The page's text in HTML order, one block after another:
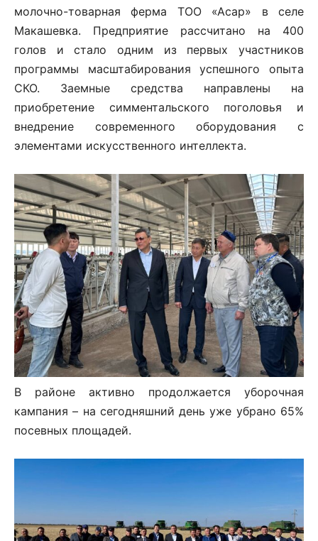
молочно-товарная ферма ТОО «Асар» в селе
Макашевка. Предприятие рассчитано на 400
голов и стало одним из первых участников
программы масштабирования успешного опыта
СКО. Заемные средства направлены на
приобретение симментальского поголовья и
внедрение современного оборудования с
элементами искусственного интеллекта.
В районе активно продолжается уборочная
кампания – на сегодняшний день уже убрано 65%
посевных площадей.